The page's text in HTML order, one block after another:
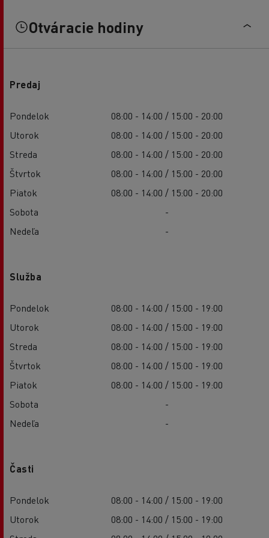
Otváracie hodiny
Predaj
Pondelok
08:00 - 14:00 / 15:00 - 20:00
Utorok
08:00 - 14:00 / 15:00 - 20:00
Streda
08:00 - 14:00 / 15:00 - 20:00
Štvrtok
08:00 - 14:00 / 15:00 - 20:00
Piatok
08:00 - 14:00 / 15:00 - 20:00
Sobota
-
Nedeľa
-
Služba
Pondelok
08:00 - 14:00 / 15:00 - 19:00
Utorok
08:00 - 14:00 / 15:00 - 19:00
Streda
08:00 - 14:00 / 15:00 - 19:00
Štvrtok
08:00 - 14:00 / 15:00 - 19:00
Piatok
08:00 - 14:00 / 15:00 - 19:00
Sobota
-
Nedeľa
-
Časti
Pondelok
08:00 - 14:00 / 15:00 - 19:00
Utorok
08:00 - 14:00 / 15:00 - 19:00